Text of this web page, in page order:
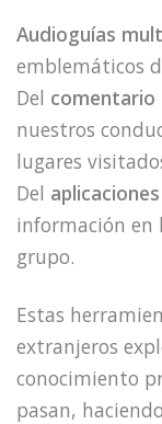
Audioguías
emblemáticos
Del comentario
nuestros
lugares
Del
información en
grupo.
Estas
extranjeros
conocimiento
pasan,